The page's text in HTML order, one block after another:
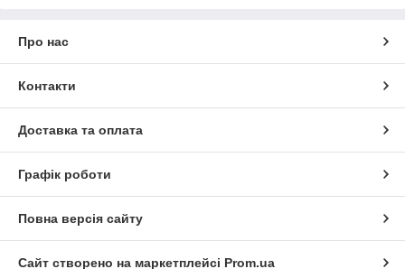
Про нас
Контакти
Доставка та оплата
Графік роботи
Повна версія сайту
Сайт створено на маркетплейсі Prom.ua